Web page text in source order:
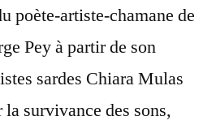
poète-artiste-chamane de
Pey à partir de son
sardes Chiara Mulas
survivance des sons,